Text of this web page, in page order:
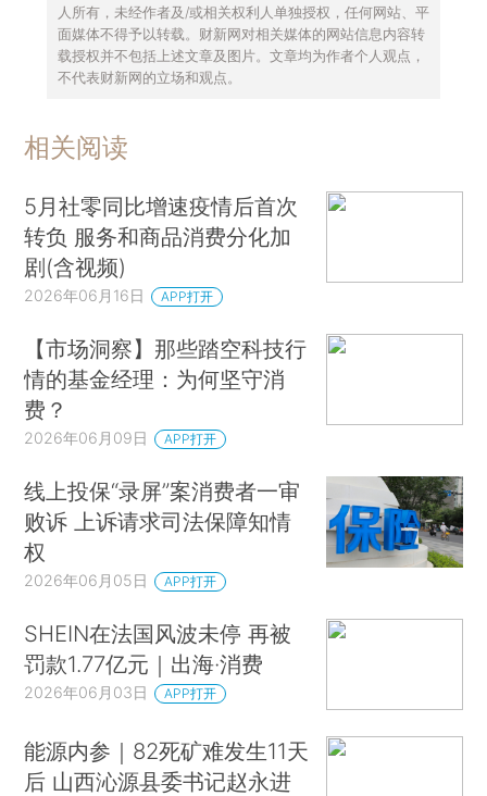
人所有，未经作者及/或相关权利人单独授权，任何网站、平
面媒体不得予以转载。财新网对相关媒体的网站信息内容转
载授权并不包括上述文章及图片。文章均为作者个人观点，
不代表财新网的立场和观点。
相关阅读
5月社零同比增速疫情后首次
转负 服务和商品消费分化加
剧(含视频)
2026年06月16日 APP打开
【市场洞察】那些踏空科技行
情的基金经理：为何坚守消
费？
2026年06月09日 APP打开
线上投保“录屏”案消费者一审
败诉 上诉请求司法保障知情
权
2026年06月05日 APP打开
SHEIN在法国风波未停 再被
罚款1.77亿元｜出海·消费
2026年06月03日 APP打开
能源内参｜82死矿难发生11天
后 山西沁源县委书记赵永进